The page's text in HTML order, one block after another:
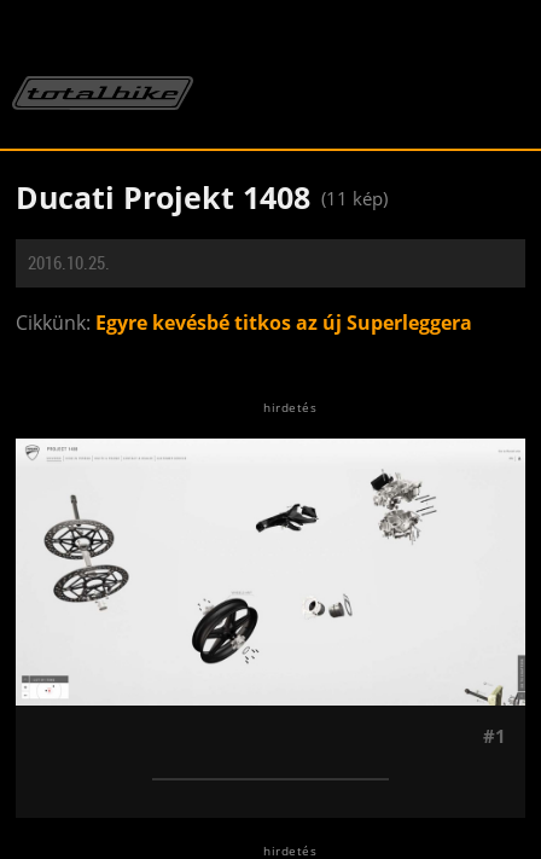
Ducati Projekt 1408 (11 kép)
2016.10.25.
Cikkünk: Egyre kevésbé titkos az új Superleggera
#1